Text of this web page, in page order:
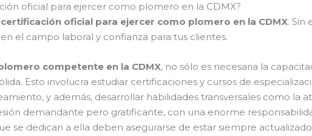
oficial para ejercer como plomero en la CDMX?
oficial para ejercer como plomero en la CDMX. Sin
el campo laboral y confianza para tus clientes.
competente en la CDMX, no sólo es necesaria la
Esto involucra estudiar certificaciones y cursos de
y además, desarrollar habilidades transversales como la
demandante pero gratificante, con una enorme
se dedican a ella deben asegurarse de estar siempre